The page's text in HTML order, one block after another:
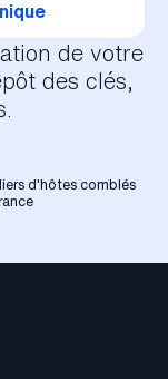
de votre
des clés,
d'hôtes comblés